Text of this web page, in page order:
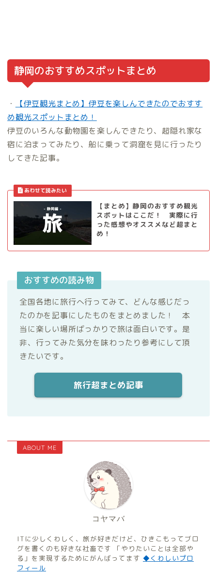
静岡のおすすめスポットまとめ
・
【伊豆観光まとめ】伊豆を楽しんできたのでおすす
め観光スポットまとめ！
伊豆のいろんな動物園を楽しんできたり、超隠れ家な
宿に泊まってみたり、船に乗って洞窟を見に行ったり
してきた記事。
【まとめ】静岡のおすすめ観光
スポットはここだ！ 実際に行
った感想やオススメなど超まと
め！
おすすめの読み物
全国各地に旅行へ行ってみて、どんな感じだっ
たのかを記事にしたものをまとめました！ 本
当に楽しい場所ばっかりで旅は面白いです。是
非、行ってみた気分を味わったり参考にして頂
きたいです。
旅行超まとめ記事
ABOUT ME
コヤマバ
ITに少しくわしく、旅が好きだけど、ひきこもってブロ
グを書くのも好きな社畜です 「やりたいことは全部や
る」を実現するためにがんばってます ◆くわしいプロ
フィール